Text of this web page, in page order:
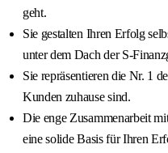
geht.
Sie gestalten Ihren Erfolg
unter dem Dach der
Sie repräsentieren die Nr. 1
Kunden zuhause sind.
Die enge Zusammenarbeit
eine solide Basis für Ihren